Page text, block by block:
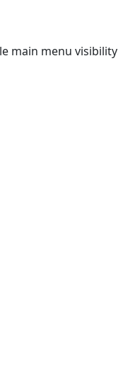
main menu visibility